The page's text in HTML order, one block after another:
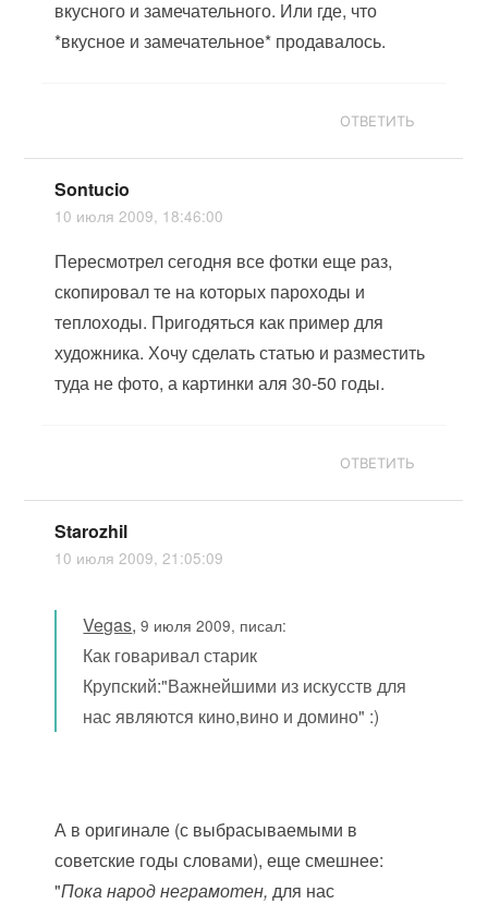
вкусного и замечательного. Или где, что
*вкусное и замечательное* продавалось.
ОТВЕТИТЬ
Sontucio
10 июля 2009, 18:46:00
Пересмотрел сегодня все фотки еще раз,
скопировал те на которых пароходы и
теплоходы. Пригодяться как пример для
художника. Хочу сделать статью и разместить
туда не фото, а картинки аля 30-50 годы.
ОТВЕТИТЬ
Starozhil
10 июля 2009, 21:05:09
Vegas,9 июля 2009, писал:
Как говаривал старик
Крупский:"Важнейшими из искусств для
нас являются кино,вино и домино" :)
А в оригинале (с выбрасываемыми в
советские годы словами), еще смешнее:
"Пока народ неграмотен,для нас